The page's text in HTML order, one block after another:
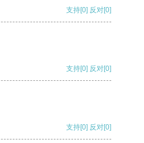
支持[0] 反对[0]
支持[0] 反对[0]
支持[0] 反对[0]